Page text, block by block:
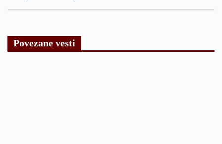
Povezane vesti